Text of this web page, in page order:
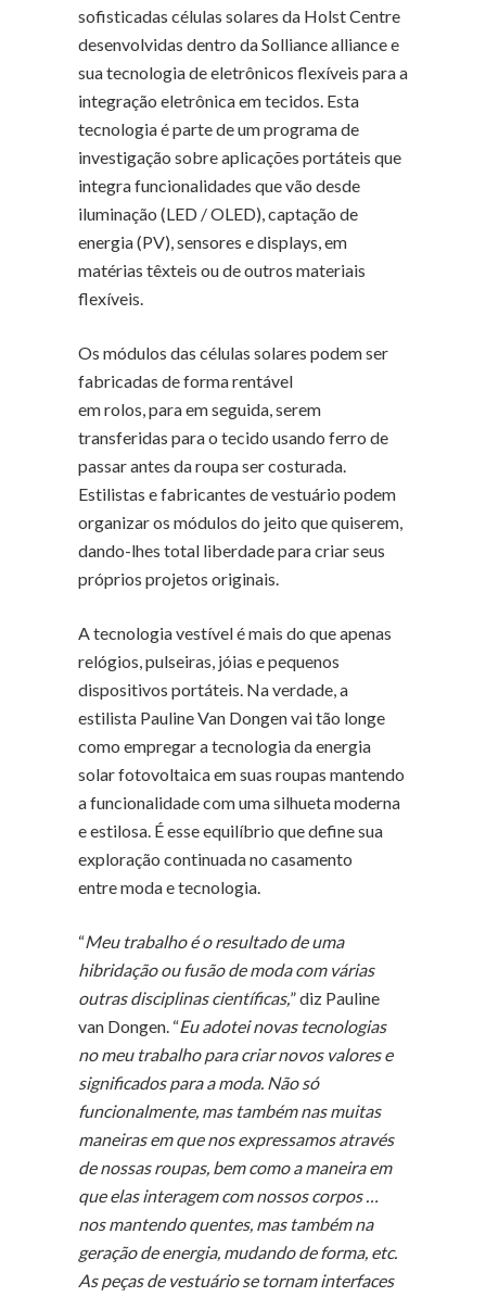
sofisticadas células solares da Holst Centre
desenvolvidas dentro da Solliance alliance e
sua tecnologia de eletrônicos flexíveis para a
integração eletrônica em tecidos. Esta
tecnologia é parte de um programa de
investigação sobre aplicações portáteis que
integra funcionalidades que vão desde
iluminação (LED / OLED), captação de
energia (PV), sensores e displays, em
matérias têxteis ou de outros materiais
flexíveis.
Os módulos das células solares podem ser
fabricadas de forma rentável
em rolos, para em seguida, serem
transferidas para o tecido usando ferro de
passar antes da roupa ser costurada.
Estilistas e fabricantes de vestuário podem
organizar os módulos do jeito que quiserem,
dando-lhes total liberdade para criar seus
próprios projetos originais.
A tecnologia vestível é mais do que apenas
relógios, pulseiras, jóias e pequenos
dispositivos portáteis. Na verdade, a
estilista Pauline Van Dongen vai tão longe
como empregar a tecnologia da energia
solar fotovoltaica em suas roupas mantendo
a funcionalidade com uma silhueta moderna
e estilosa. É esse equilíbrio que define sua
exploração continuada no casamento
entre moda e tecnologia.
“Meu trabalho é o resultado de uma
hibridação ou fusão de moda com várias
outras disciplinas científicas,” diz Pauline
van Dongen. “Eu adotei novas tecnologias
no meu trabalho para criar novos valores e
significados para a moda. Não só
funcionalmente, mas também nas muitas
maneiras em que nos expressamos através
de nossas roupas, bem como a maneira em
que elas interagem com nossos corpos …
nos mantendo quentes, mas também na
geração de energia, mudando de forma, etc.
As peças de vestuário se tornam interfaces